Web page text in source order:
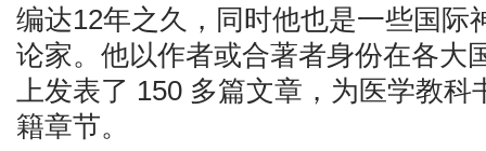
编达12年之久，同时他也是一些国际
论家。他以作者或合著者身份在各大
上发表了 150 多篇⽂章，为医学教
籍章节。